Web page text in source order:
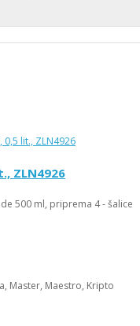
ZLN4926
500 ml, priprema 4 - šalice
Master, Maestro, Kripto